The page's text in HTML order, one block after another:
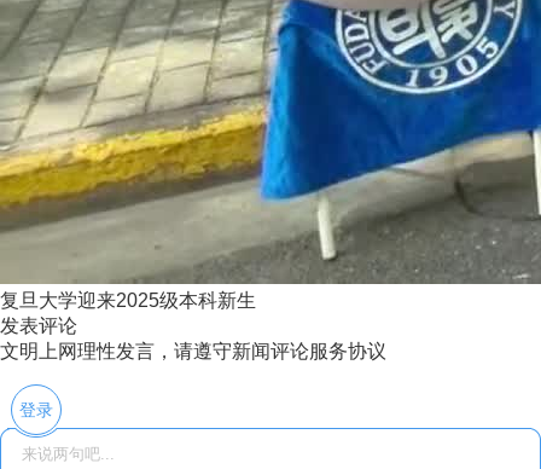
复旦大学迎来2025级本科新生
发表评论
文明上网理性发言，请遵守新闻评论服务协议
登录